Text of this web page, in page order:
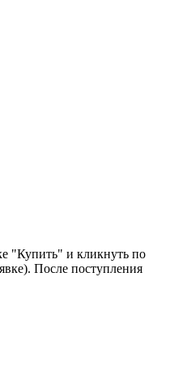
"Купить" и кликнуть по
После поступления